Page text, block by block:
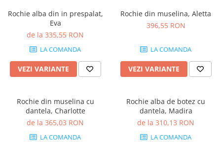
Rochie alba din in prespalat,
Eva
de la 335,55 RON
LA COMANDA
VEZI VARIANTE
Rochie din muselina, Aletta
396,55 RON
LA COMANDA
VEZI VARIANTE
Rochie din muselina cu
dantela, Charlotte
de la 365,03 RON
LA COMANDA
Rochie alba de botez cu
dantela, Madira
de la 310,13 RON
LA COMANDA